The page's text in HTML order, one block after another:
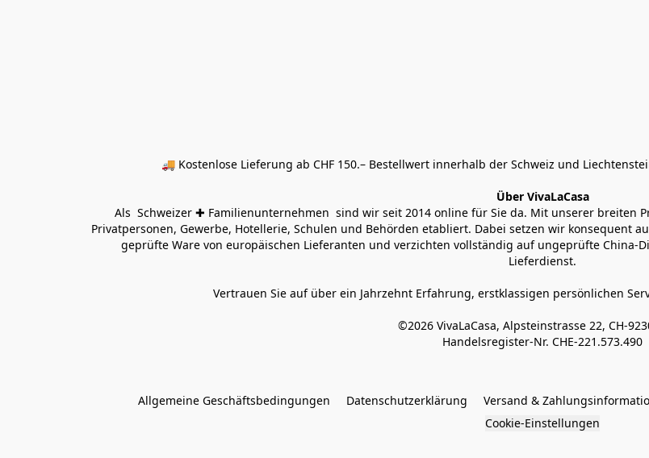
🚚 Kostenlose Lieferung ab CHF 150.– Bestellwert innerhalb der Schweiz und
Über VivaLaCasa
Als  Schweizer ✚ Familienunternehmen  sind wir seit 2014 online für Sie da. Mit unserer breiten
Privatpersonen, Gewerbe, Hotellerie, Schulen und Behörden etabliert. Dabei setzen wir konsequent
geprüfte Ware von europäischen Lieferanten und verzichten vollständig auf ungeprüfte China-
Lieferdienst.
Vertrauen Sie auf über ein Jahrzehnt Erfahrung, erstklassigen persönlichen
©2026 VivaLaCasa, Alpsteinstrasse 22, CH-
Handelsregister-Nr. CHE-221.573.490
Allgemeine Geschäftsbedingungen Datenschutzerklärung Versand &
Cookie-Einstellungen